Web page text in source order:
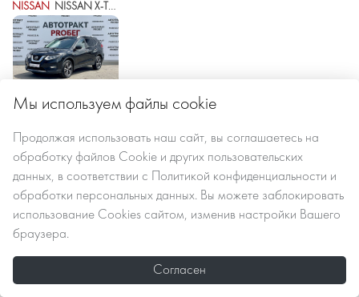
NISSAN NISSAN X-TRAIL III РЕСТАЙЛИНГ
2021 г.в.
2 435 000 РУБ
SKODASKODA KODIAQ I
Мы используем файлы cookie
Продолжая использовать наш сайт, вы соглашаетесь на
обработку файлов Сookie и других пользовательских
данных, в соответствии с
Политикой конфиденциальности и
обработки персональных данных. Вы можете заблокировать
использование Cookies сайтом, изменив настройки Вашего
браузера.
Согласен